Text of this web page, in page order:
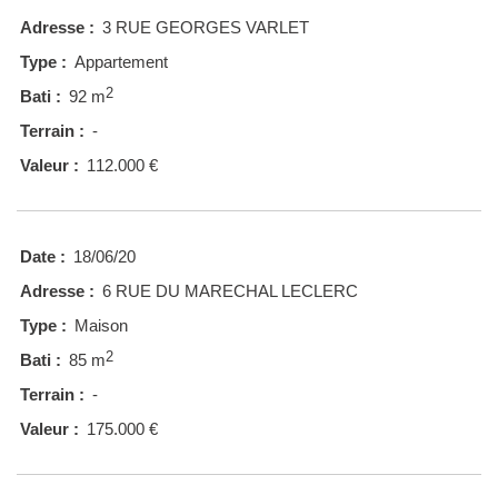
Adresse : 3 RUE GEORGES VARLET
Type : Appartement
Bati : 92 m2
Terrain : -
Valeur : 112.000 €
Date : 18/06/20
Adresse : 6 RUE DU MARECHAL LECLERC
Type : Maison
Bati : 85 m2
Terrain : -
Valeur : 175.000 €